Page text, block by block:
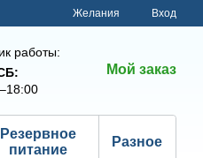
Желания Вход
работы:
Мой заказ
Резервное
питание
Разное